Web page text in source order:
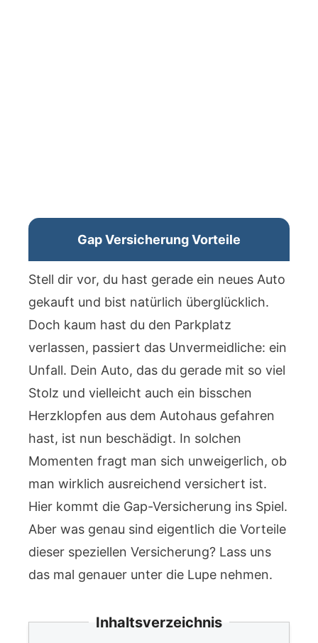
Gap Versicherung Vorteile
Stell dir vor, du hast gerade ein neues Auto
gekauft und bist natürlich überglücklich.
Doch kaum hast du den Parkplatz
verlassen, passiert das Unvermeidliche: ein
Unfall. Dein Auto, das du gerade mit so viel
Stolz und vielleicht auch ein bisschen
Herzklopfen aus dem Autohaus gefahren
hast, ist nun beschädigt. In solchen
Momenten fragt man sich unweigerlich, ob
man wirklich ausreichend versichert ist.
Hier kommt die Gap-Versicherung ins Spiel.
Aber was genau sind eigentlich die Vorteile
dieser speziellen Versicherung? Lass uns
das mal genauer unter die Lupe nehmen.
Inhaltsverzeichnis